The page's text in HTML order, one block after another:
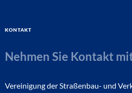
Kontakt
Nehmen Sie Kontakt
Vereinigung der Straßenbau- und